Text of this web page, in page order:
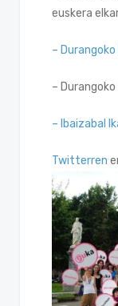
euskera
–
– Durangoko
– Ibaizabal
Twitterren